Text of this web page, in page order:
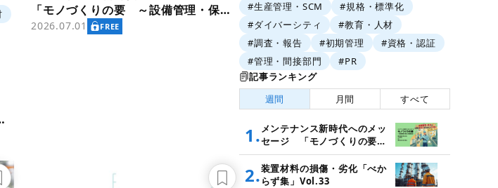
「モノづくりの要 ～設備管理・保全
と価値創造～」
2026.07.01 FREE
#生産管理・SCM
#規格・標準化
#ダイバーシティ
#教育・人材
#調査・報告
#初期管理
#資格・認証
#管理・間接部門
#PR
記事ランキング
週間
月間 すべて
1.メンテナンス新時代へのメッ
セージ 「モノづくりの要
～設備管理・保全と価値創造
～」
2.装置材料の損傷・劣化「べか
らず集」Vol.33